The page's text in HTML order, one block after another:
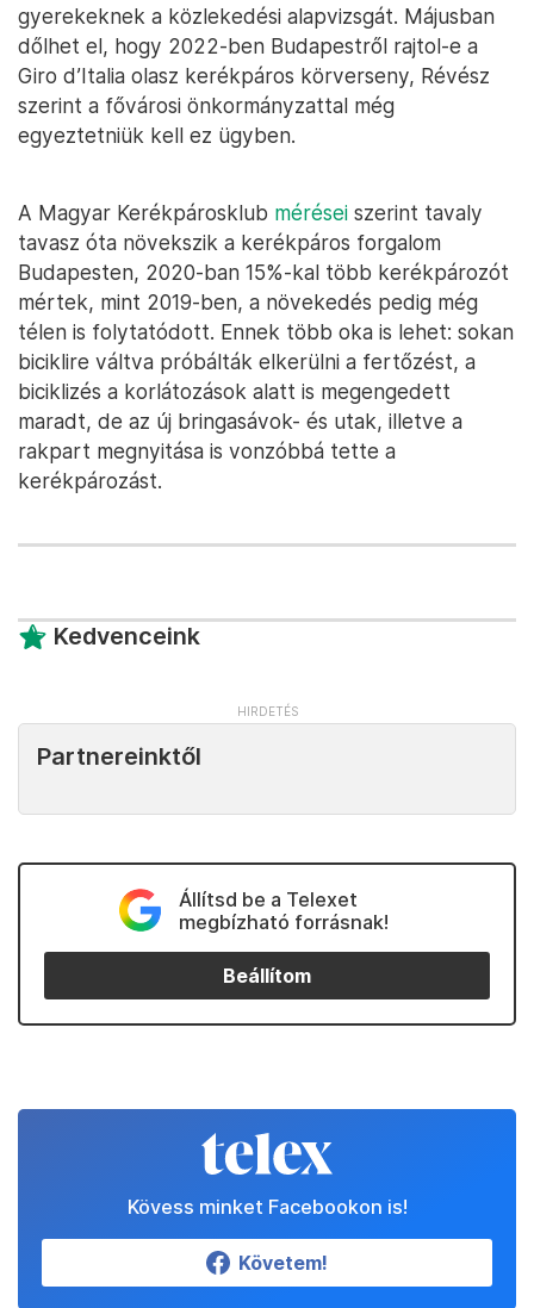
gyerekeknek a közlekedési alapvizsgát. Májusban
dőlhet el, hogy 2022-ben Budapestről rajtol-e a
Giro d’Italia olasz kerékpáros körverseny, Révész
szerint a fővárosi önkormányzattal még
egyeztetniük kell ez ügyben.
A Magyar Kerékpárosklub mérései szerint tavaly
tavasz óta növekszik a kerékpáros forgalom
Budapesten, 2020-ban 15%-kal több kerékpározót
mértek, mint 2019-ben, a növekedés pedig még
télen is folytatódott. Ennek több oka is lehet: sokan
biciklire váltva próbálták elkerülni a fertőzést, a
biciklizés a korlátozások alatt is megengedett
maradt, de az új bringasávok- és utak, illetve a
rakpart megnyitása is vonzóbbá tette a
kerékpározást.
Kedvenceink
Partnereinktől
Állítsd be a Telexet
megbízható forrásnak!
Beállítom
Kövess minket Facebookon is!
Követem!